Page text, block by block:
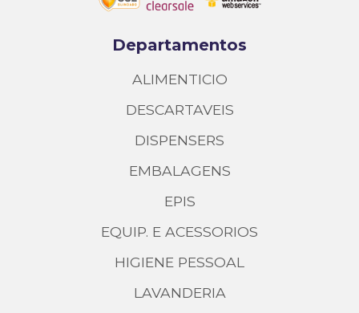
Departamentos
ALIMENTICIO
DESCARTAVEIS
DISPENSERS
EMBALAGENS
EPIS
EQUIP. E ACESSORIOS
HIGIENE PESSOAL
LAVANDERIA